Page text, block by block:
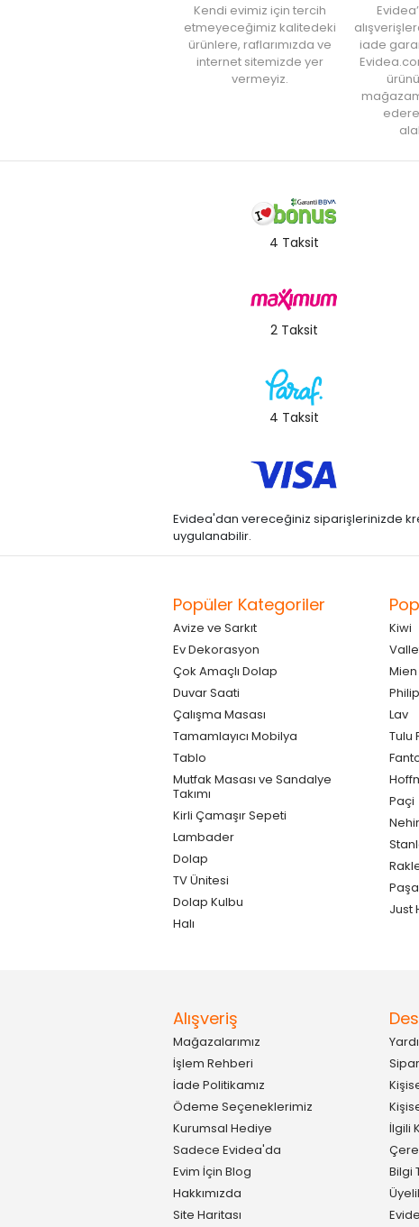
Kendi evimiz için tercih
etmeyeceğimiz kalitedeki
ürünlere, raflarımızda ve
internet sitemizde yer
vermeyiz.
iade
4 Taksit
2 Taksit
4 Taksit
Evidea'dan vereceğiniz siparişlerinizde
uygulanabilir.
Popüler Kategoriler
Avize ve Sarkıt
Ev Dekorasyon
Çok Amaçlı Dolap
Duvar Saati
Çalışma Masası
Tamamlayıcı Mobilya
Tablo
Mutfak Masası ve Sandalye
Takımı
Kirli Çamaşır Sepeti
Lambader
Dolap
TV Ünitesi
Dolap Kulbu
Halı
Kiwi
Mien
Lav
Tulu
Paçi
Nehir
Just
Alışveriş
Mağazalarımız
İşlem Rehberi
İade Politikamız
Ödeme Seçeneklerimiz
Kurumsal Hediye
Sadece Evidea'da
Evim İçin Blog
Hakkımızda
Site Haritası
İlgili
Bilgi